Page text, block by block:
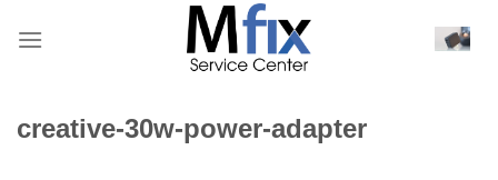
qua
creative-30w-power-adapter